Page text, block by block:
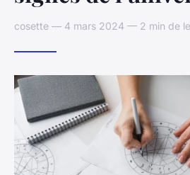
cosette — 4 mars 2024 — 2 min de